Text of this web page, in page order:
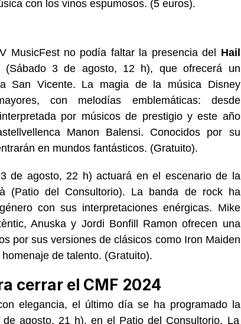
con los vinos espumosos. (5 euros).
MusicFest no podía faltar la presencia del Hail
(Sábado 3 de agosto, 12 h), que ofrecerá un
San Vicente. La magia de la música Disney
con melodías emblemáticas: desde
por músicos de prestigio y este año
Manon Balensi. Conocidos por su
en mundos fantásticos. (Gratuito).
de agosto, 22 h) actuará en el escenario de la
(Patio del Consultorio). La banda de rock ha
con sus interpretaciones enérgicas. Mike
Anuska y Jordi Bonfill Ramon ofrecen una
por sus versiones de clásicos como Iron Maiden
de talento. (Gratuito).
cerrar el CMF 2024
elegancia, el último día se ha programado la
de agosto, 21 h), en el Patio del Consultorio. La